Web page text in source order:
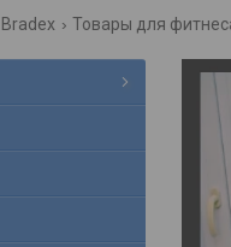
Bradex Товары для